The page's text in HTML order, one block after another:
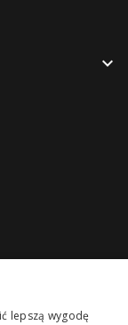

lepszą wygodę